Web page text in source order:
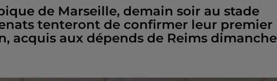
de Marseille, demain soir au stade
tenteront de confirmer leur premier
acquis aux dépends de Reims dimanche